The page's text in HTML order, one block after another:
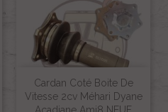
Cardan Coté Boite De
Vitesse 2cv Méhari Dyane